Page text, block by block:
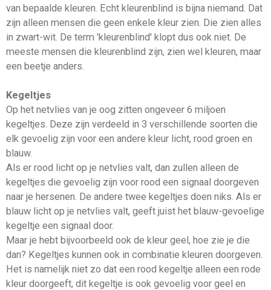
van bepaalde kleuren. Echt kleurenblind is bijna niemand. Dat
zijn alleen mensen die geen enkele kleur zien. Die zien alles
in zwart-wit. De term 'kleurenblind' klopt dus ook niet. De
meeste mensen die kleurenblind zijn, zien wel kleuren, maar
een beetje anders.
Kegeltjes
Op het netvlies van je oog zitten ongeveer 6 miljoen
kegeltjes. Deze zijn verdeeld in 3 verschillende soorten die
elk gevoelig zijn voor een andere kleur licht, rood groen en
blauw.
Als er rood licht op je netvlies valt, dan zullen alleen de
kegeltjes die gevoelig zijn voor rood een signaal doorgeven
naar je hersenen. De andere twee kegeltjes doen niks. Als er
blauw licht op je netvlies valt, geeft juist het blauw-gevoelige
kegeltje een signaal door.
Maar je hebt bijvoorbeeld ook de kleur geel, hoe zie je die
dan? Kegeltjes kunnen ook in combinatie kleuren doorgeven.
Het is namelijk niet zo dat een rood kegeltje alleen een rode
kleur doorgeeft, dit kegeltje is ook gevoelig voor geel en